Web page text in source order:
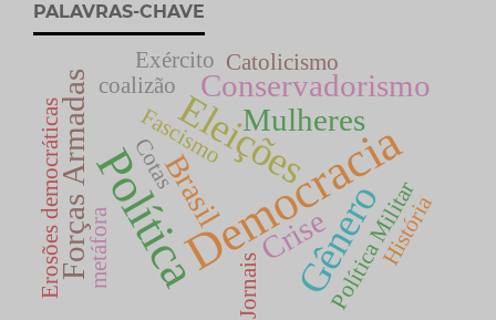
PALAVRAS-CHAVE
Democracia
Política
Eleições
Gênero
Conservadorismo
Mulheres
Forças Armadas Crise
Brasil
Catolicismo
metáfora
Fascismo
coalizão
Cotas
Política Militar
Erosões democráticas Jornais
Exército
História